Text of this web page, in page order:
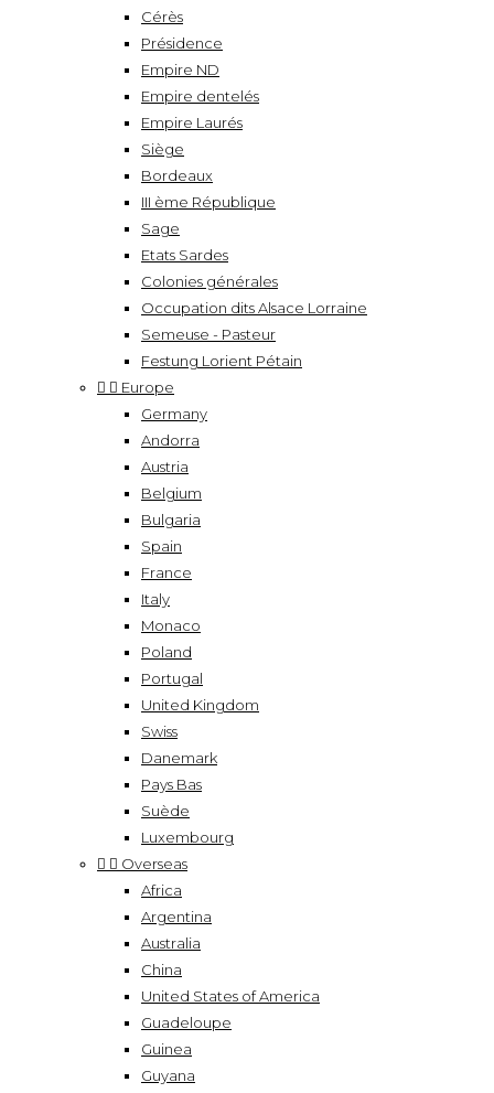
Cérès
Présidence
Empire ND
Empire dentelés
Empire Laurés
Siège
Bordeaux
III ème République
Sage
Etats Sardes
Colonies générales
Occupation dits Alsace Lorraine
Semeuse - Pasteur
Festung Lorient Pétain
  Europe
Germany
Andorra
Austria
Belgium
Bulgaria
Spain
France
Italy
Monaco
Poland
Portugal
United Kingdom
Swiss
Danemark
Pays Bas
Suède
Luxembourg
  Overseas
Africa
Argentina
Australia
China
United States of America
Guadeloupe
Guinea
Guyana